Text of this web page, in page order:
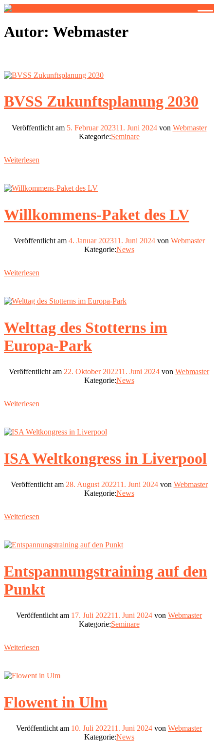
Autor: Webmaster
BVSS Zukunftsplanung 2030
Veröffentlicht am 5. Februar 202311. Juni 2024von Webmaster
Kategorie:Seminare
Weiterlesen
Willkommens-Paket des LV
Veröffentlicht am 4. Januar 202311. Juni 2024von Webmaster
Kategorie:News
Weiterlesen
Welttag des Stotterns im
Europa-Park
Veröffentlicht am 22. Oktober 202211. Juni 2024 von Webmaster
Kategorie:News
Weiterlesen
ISA Weltkongress in Liverpool
Veröffentlicht am 28. August 202211. Juni 2024von Webmaster
Kategorie:News
Weiterlesen
Entspannungstraining auf den
Punkt
Veröffentlicht am 17. Juli 202211. Juni 2024 von Webmaster
Kategorie:Seminare
Weiterlesen
Flowent in Ulm
Veröffentlicht am 10. Juli 202211. Juni 2024 von Webmaster
Kategorie:News